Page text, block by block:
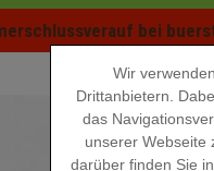
bei
Wir
Drittanbietern.
das
unserer Webseite
darüber finden Sie